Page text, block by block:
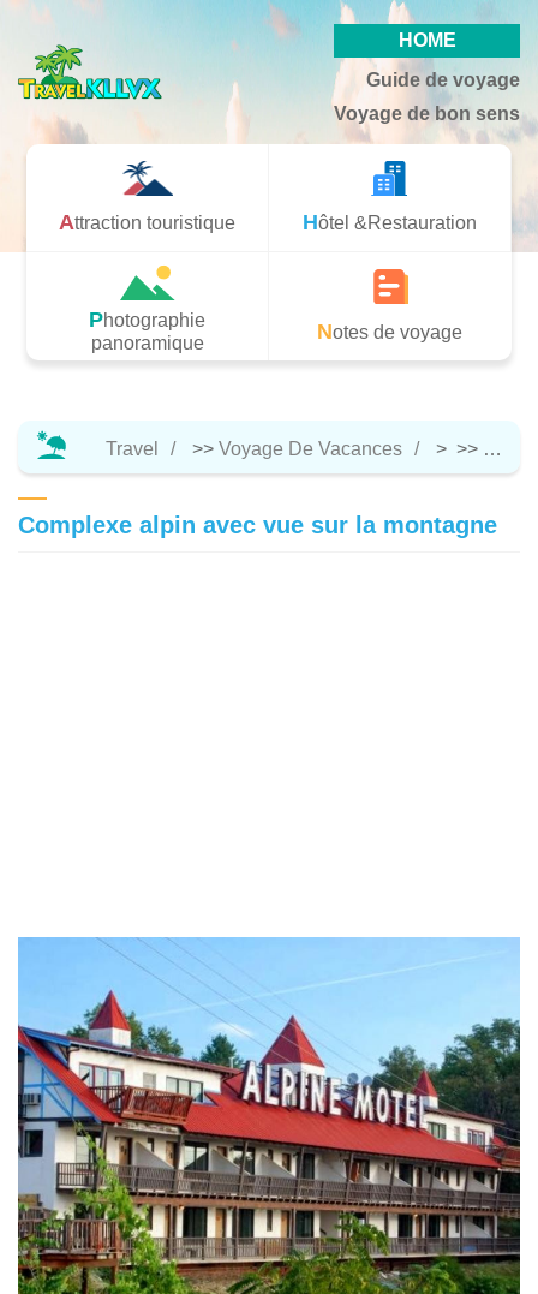
HOME
Guide de voyage
Voyage de bon sens
Attraction touristique Hôtel &Restauration
Photographie
panoramique
Notes de voyage
Travel >> Voyage De Vacances > >> Hôtel
Complexe alpin avec vue sur la montagne